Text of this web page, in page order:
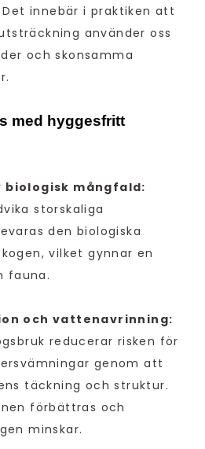
innebär i praktiken att
använder oss
och skonsamma
med hyggesfritt
biologisk mångfald:
storskaliga
den biologiska
vilket gynnar en
fauna.
och vattenavrinning:
reducerar risken för
genom att
täckning och struktur.
förbättras och
minskar.